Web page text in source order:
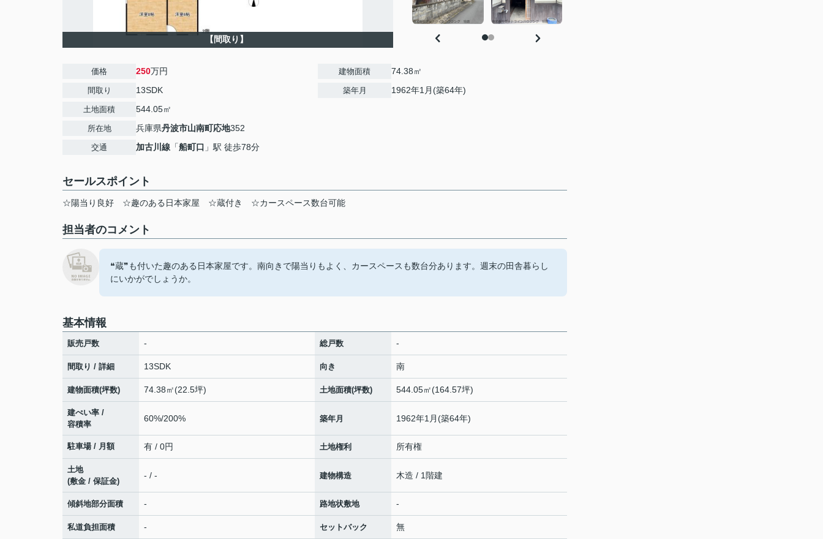
【間取り】
価格 250万円
間取り 13SDK
土地面積 544.05㎡
所在地 兵庫県丹波市山南町応地352
交通 加古川線 「船町口 」駅 徒歩78分
建物面積 74.38㎡
築年月 1962年1月(築64年)
セールスポイント
☆陽当り良好 ☆趣のある日本家屋 ☆蔵付き ☆カースペース数台可能
担当者のコメント
❝蔵❞も付いた趣のある日本家屋です。南向きで陽当りもよく、カースペースも数台分あります。週末の田舎暮らし
にいかがでしょうか。
基本情報
販売戸数 - 総戸数 -
間取り / 詳細 13SDK 向き 南
建物面積(坪数) 74.38㎡(22.5坪) 土地面積(坪数) 544.05㎡(164.57坪)
建ぺい率 /
容積率
60%/200% 築年月 1962年1月(築64年)
駐車場 / 月額 有 / 0円 土地権利 所有権
土地
(敷金 / 保証金)
- / - 建物構造 木造 / 1階建
傾斜地部分面積 - 路地状敷地 -
私道負担面積 - セットバック 無